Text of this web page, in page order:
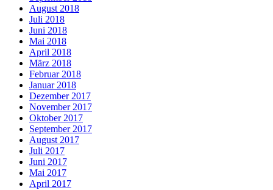
August 2018
Juli 2018
Juni 2018
Mai 2018
April 2018
März 2018
Februar 2018
Januar 2018
Dezember 2017
November 2017
Oktober 2017
September 2017
August 2017
Juli 2017
Juni 2017
Mai 2017
April 2017